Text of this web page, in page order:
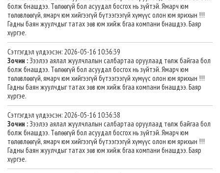
болж бнашдээ. Төлөөгүй бол асуудал босгох нь зүйтэй. Ямарч юм
төлөвлөөгүй, ямарч юм хийгээгүй бүтээгээгүй хүмүүс олон юм ярихын !!!
Гадны баян жуулчдыг татах зөв юм хийж бгаа компани бнашдээ. Баяр
хүргэе.
Сэтгэгдэл үлдээсэн: 2026-05-16 10:36:39
Зочин :Зээлээ аялал жуулчлалын салбартаа оруулаад төлж байгаа бол
болж бнашдээ. Төлөөгүй бол асуудал босгох нь зүйтэй. Ямарч юм
төлөвлөөгүй, ямарч юм хийгээгүй бүтээгээгүй хүмүүс олон юм ярихын !!!
Гадны баян жуулчдыг татах зөв юм хийж бгаа компани бнашдээ. Баяр
хүргэе.
Сэтгэгдэл үлдээсэн: 2026-05-16 10:36:38
Зочин :Зээлээ аялал жуулчлалын салбартаа оруулаад төлж байгаа бол
болж бнашдээ. Төлөөгүй бол асуудал босгох нь зүйтэй. Ямарч юм
төлөвлөөгүй, ямарч юм хийгээгүй бүтээгээгүй хүмүүс олон юм ярихын !!!
Гадны баян жуулчдыг татах зөв юм хийж бгаа компани бнашдээ. Баяр
хүргэе.